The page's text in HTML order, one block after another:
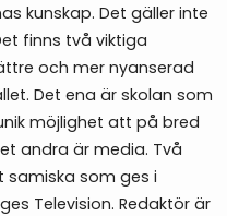
kunskap. Det gäller inte
finns två viktiga
och mer nyanserad
Det ena är skolan som
möjlighet att på bred
andra är media. Två
samiska som ges i
Television. Redaktör är